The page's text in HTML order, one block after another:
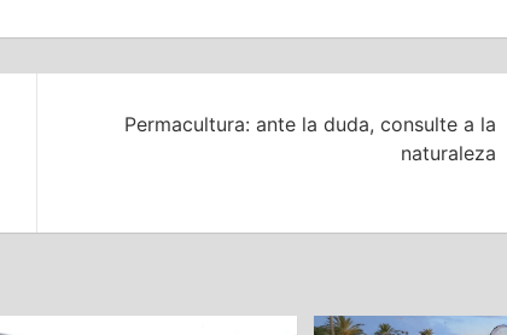
Permacultura: ante la duda, consulte a la
naturaleza